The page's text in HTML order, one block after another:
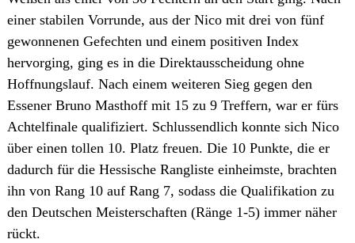
einer stabilen Vorrunde, aus der Nico mit drei von fünf
gewonnenen Gefechten und einem positiven Index
hervorging, ging es in die Direktausscheidung ohne
Hoffnungslauf. Nach einem weiteren Sieg gegen den
Essener Bruno Masthoff mit 15 zu 9 Treffern, war er fürs
Achtelfinale qualifiziert. Schlussendlich konnte sich Nico
über einen tollen 10. Platz freuen. Die 10 Punkte, die er
dadurch für die Hessische Rangliste einheimste, brachten
ihn von Rang 10 auf Rang 7, sodass die Qualifikation zu
den Deutschen Meisterschaften (Ränge 1-5) immer näher
rückt.